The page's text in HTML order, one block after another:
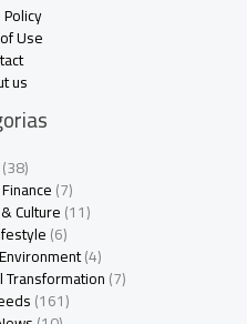
Use
us
(7)
Culture(11)
(6)
(4)
Transformation(7)
(161)